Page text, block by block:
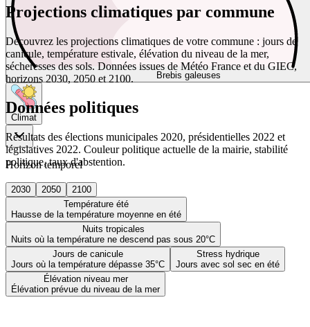
Brebis galeuses
Climat
Horizon temporel
2030 2050
2100
Température été
Hausse de la température moyenne en été
Nuits tropicales
Nuits où la température ne descend pas sous 20°C
Jours de canicule
Jours où la température dépasse 35°C
Stress hydrique
Jours avec sol sec en été
Élévation niveau mer
Élévation prévue du niveau de la mer
Projections climatiques par commune
Découvrez les projections climatiques de votre commune : jours de
canicule, température estivale, élévation du niveau de la mer,
sécheresses des sols. Données issues de Météo France et du GIEC,
horizons 2030, 2050 et 2100.
Données politiques
Résultats des élections municipales 2020, présidentielles 2022 et
législatives 2022. Couleur politique actuelle de la mairie, stabilité
politique, taux d'abstention.